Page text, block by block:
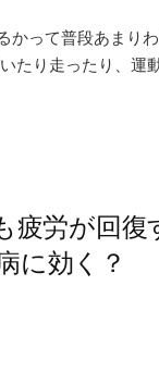
かって普段あまり
たり走ったり、運
疲労が回復
に効く？